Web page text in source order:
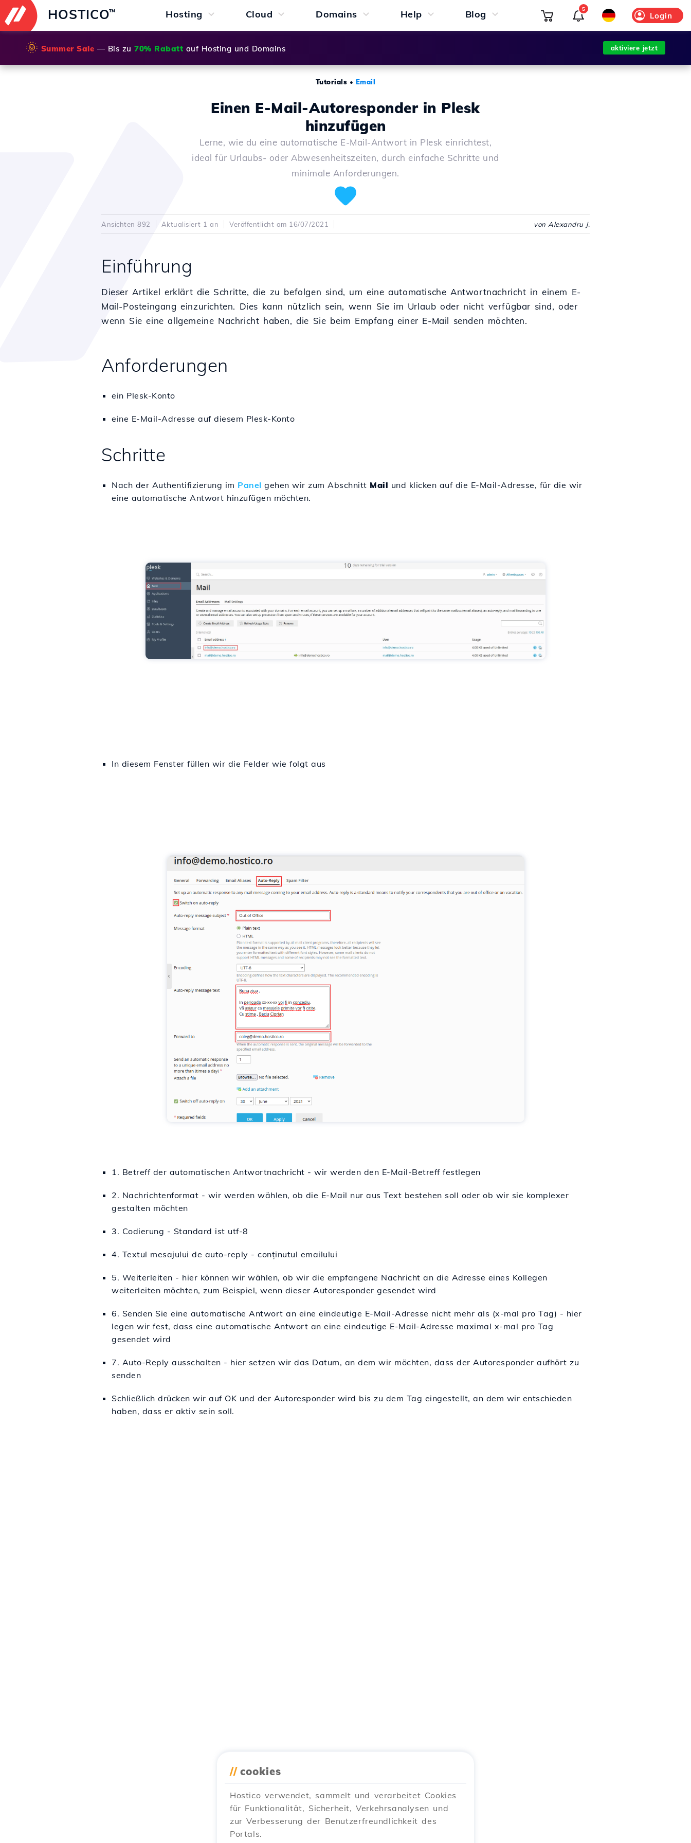
HOSTICO™ Hosting Cloud Domains Help Blog Login
5
🌞 Summer Sale — Bis zu 70% Rabatt auf Hosting und Domains aktiviere jetzt
Tutorials • Email
Einen E-Mail-Autoresponder in Plesk
hinzufügen
Lerne, wie du eine automatische E-Mail-Antwort in Plesk einrichtest,
ideal für Urlaubs- oder Abwesenheitszeiten, durch einfache Schritte und
minimale Anforderungen.
Ansichten 892 Aktualisiert 1 an Veröffentlicht am 16/07/2021 von Alexandru J.
Einführung
Dieser Artikel erklärt die Schritte, die zu befolgen sind, um eine automatische Antwortnachricht in einem E-
Mail-Posteingang einzurichten. Dies kann nützlich sein, wenn Sie im Urlaub oder nicht verfügbar sind, oder
wenn Sie eine allgemeine Nachricht haben, die Sie beim Empfang einer E-Mail senden möchten.
Anforderungen
ein Plesk-Konto
eine E-Mail-Adresse auf diesem Plesk-Konto
Schritte
Nach der Authentifizierung im Panel gehen wir zum Abschnitt Mail und klicken auf die E-Mail-Adresse, für die wir
eine automatische Antwort hinzufügen möchten.
In diesem Fenster füllen wir die Felder wie folgt aus
1. Betreff der automatischen Antwortnachricht - wir werden den E-Mail-Betreff festlegen
2. Nachrichtenformat - wir werden wählen, ob die E-Mail nur aus Text bestehen soll oder ob wir sie komplexer
gestalten möchten
3. Codierung - Standard ist utf-8
4. Textul mesajului de auto-reply - conținutul emailului
5. Weiterleiten - hier können wir wählen, ob wir die empfangene Nachricht an die Adresse eines Kollegen
weiterleiten möchten, zum Beispiel, wenn dieser Autoresponder gesendet wird
6. Senden Sie eine automatische Antwort an eine eindeutige E-Mail-Adresse nicht mehr als (x-mal pro Tag) - hier
legen wir fest, dass eine automatische Antwort an eine eindeutige E-Mail-Adresse maximal x-mal pro Tag
gesendet wird
7. Auto-Reply ausschalten - hier setzen wir das Datum, an dem wir möchten, dass der Autoresponder aufhört zu
senden
Schließlich drücken wir auf OK und der Autoresponder wird bis zu dem Tag eingestellt, an dem wir entschieden
haben, dass er aktiv sein soll.
// cookies
Hostico verwendet, sammelt und verarbeitet Cookies
für Funktionalität, Sicherheit, Verkehrsanalysen und
zur Verbesserung der Benutzerfreundlichkeit des
Portals.